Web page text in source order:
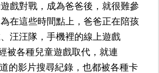
戲對戰，成為爸爸後，就很難參
在這些時間點上，爸爸正在陪孩
汪汪隊，手機裡的線上遊戲
被各種兒童遊戲取代，就連
的影片搜尋紀錄，也都被各種卡